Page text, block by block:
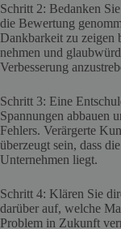
Schritt 2: Bedanken
die Bewertung
Dankbarkeit zu zeigen
nehmen und
Verbesserung
Schritt 3: Eine
Spannungen abbauen
Fehlers. Verärgerte
überzeugt sein, dass
Unternehmen liegt.
Schritt 4: Klären Sie
darüber auf, welche
Problem in Zukunft